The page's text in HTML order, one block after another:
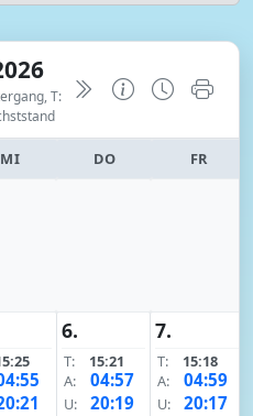
T:
MI DO FR
6.
T:
15:21
A:
04:57
U: 20:19
7.
T:
15:18
A:
04:59
U: 20:17